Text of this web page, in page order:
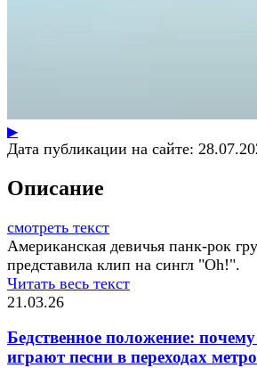
▶
Дата публикации на сайте:
Описание
смотреть текст
Американская девичья панк-рок
представила клип на сингл "Oh!".
Читать весь текст
21.03.26
Бедственное положение:
играют песни в переходах метро